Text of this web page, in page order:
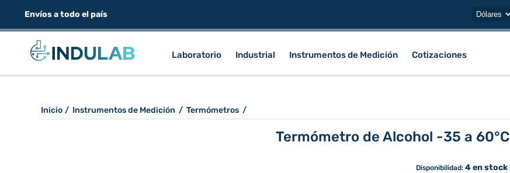
Envíos a todo el país
Laboratorio Industrial Instrumentos de Medición Cotizaciones
Inicio / Instrumentos de Medición / Termómetros /
Termómetro de Alcohol -35 a 60°C
Disponibilidad: 4 en stock